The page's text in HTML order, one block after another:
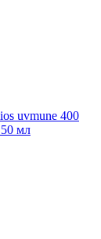
uvmune 400
мл